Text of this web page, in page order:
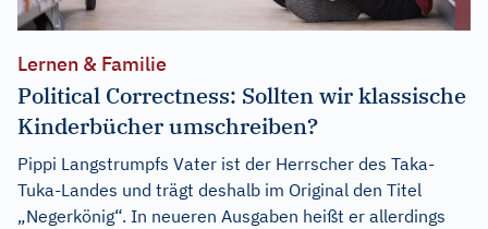
Lernen & Familie
Political Correctness: Sollten wir klassische
Kinderbücher umschreiben?
Pippi Langstrumpfs Vater ist der Herrscher des Taka-
Tuka-Landes und trägt deshalb im Original den Titel
„Negerkönig“. In neueren Ausgaben heißt er allerdings